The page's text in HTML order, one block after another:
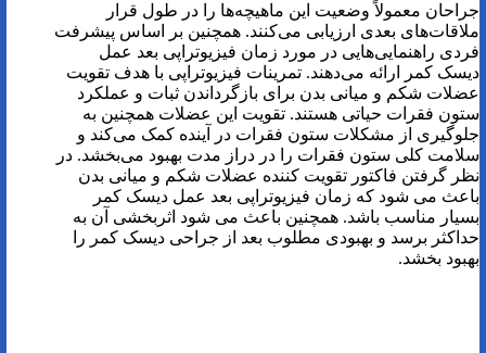
جراحان معمولاً وضعیت این ماهیچه‌ها را در طول قرار
ملاقات‌های بعدی ارزیابی می‌کنند. همچنین بر اساس پیشرفت
فردی راهنمایی‌هایی در مورد زمان فیزیوتراپی بعد عمل
دیسک کمر ارائه می‌دهند. تمرینات فیزیوتراپی با هدف تقویت
عضلات شکم و میانی بدن برای بازگرداندن ثبات و عملکرد
ستون فقرات حیاتی هستند. تقویت این عضلات همچنین به
جلوگیری از مشکلات ستون فقرات در آینده کمک می‌کند و
سلامت کلی ستون فقرات را در دراز مدت بهبود می‌بخشد. در
نظر گرفتن فاکتور تقویت کننده عضلات شکم و میانی بدن
باعث می شود که زمان فیزیوتراپی بعد عمل دیسک کمر
بسیار مناسب باشد. همچنین باعث می شود اثربخشی آن به
حداکثر برسد و بهبودی مطلوب بعد از جراحی دیسک کمر را
بهبود بخشد.